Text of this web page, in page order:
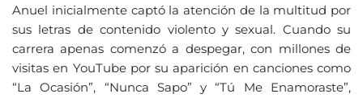
Anuel inicialmente captó la atención de la multitud por
sus letras de contenido violento y sexual. Cuando su
carrera apenas comenzó a despegar, con millones de
visitas en YouTube por su aparición en canciones como
“La Ocasión”, “Nunca Sapo” y “Tú Me Enamoraste”,